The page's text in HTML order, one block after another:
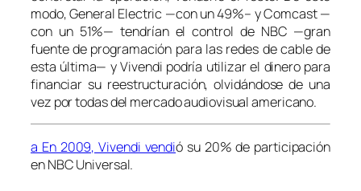
modo, General Electric —con un 49%– y Comcast —
con un 51%— tendrían el control de NBC —gran
fuente de programación para las redes de cable de
esta última— y Vivendi podría utilizar el dinero para
financiar su reestructuración, olvidándose de una
vez por todas del mercado audiovisual americano.
a En 2009, Vivendi vendió su 20% de participación
en NBC Universal.